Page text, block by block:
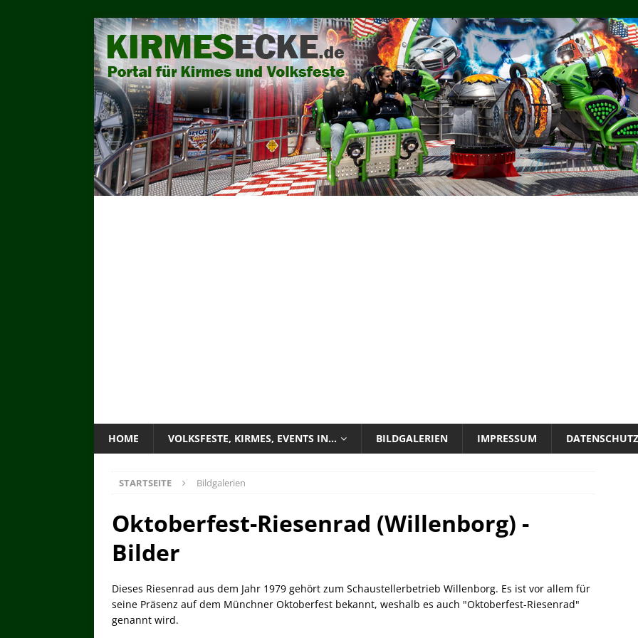
HOME VOLKSFESTE, KIRMES, EVENTS IN… BILDGALERIEN IMPRESSUM DATENSCHUTZ
STARTSEITE Bildgalerien
Oktoberfest-Riesenrad (Willenborg) -
Bilder
Dieses Riesenrad aus dem Jahr 1979 gehört zum Schaustellerbetrieb Willenborg. Es ist vor allem für
seine Präsenz auf dem Münchner Oktoberfest bekannt, weshalb es auch "Oktoberfest-Riesenrad"
genannt wird.